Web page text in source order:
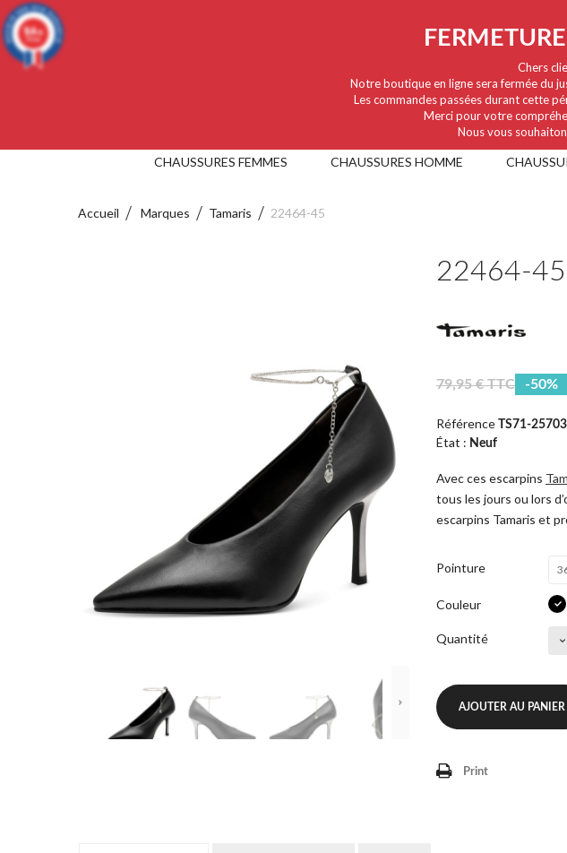
CHAUSSURES FEMMES CHAUSSURES HOMME
Chers
Notre boutique en ligne sera fermée du
Les commandes passées durant cette
Merci pour votre
Nous vous
Accueil Marques Tamaris 22464-45
22464-45
79,95 € TTC -50%
Référence TS71-25703
État : Neuf
Avec ces escarpins
tous les jours ou lors
escarpins Tamaris et
Pointure
Couleur
Quantité
AJOUTER AU PANIER
Print
9.4/10